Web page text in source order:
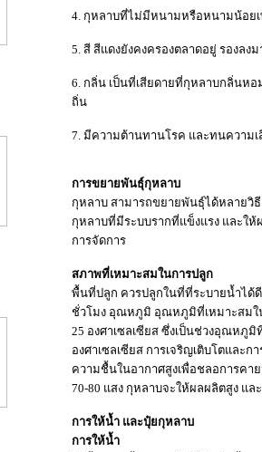
4. กุหลาบที่ไม่มีหนามหรือหนามน้อย
5. สี สีแดงยังคงครองตลาดอยู่ รองลง
6. กลิ่น เป็นที่เสียดายที่กุหลาบกลิ่นห
ถิ่น
7. มีความต้านทานโรค และทนความเ
การขยายพันธุ์กุหลาบ
กุหลาบ สามารถขยายพันธุ์ได้หลายวิธี
กุหลาบที่มีระบบรากที่แข็งแรง และใ
การจัดการ
สภาพที่เหมาะสมในการปลูก
พื้นที่ปลูก ควรปลูกในที่ที่ระบายน้ำได้
ชั่วโมง อุณหภูมิ อุณหภูมิที่เหมาะสมใน
25 องศาเซลเซียส ซึ่งเป็นช่วงอุณห
องศาเซลเซียส การเจริญเติบโตและ
ความชื้นในอากาศสูงเพื่อชลอการค
70-80 แสง กุหลาบจะให้ผลผลิตสูง แ
การให้น้ำ และปุ๋ยกุหลาบ
การให้น้ำ